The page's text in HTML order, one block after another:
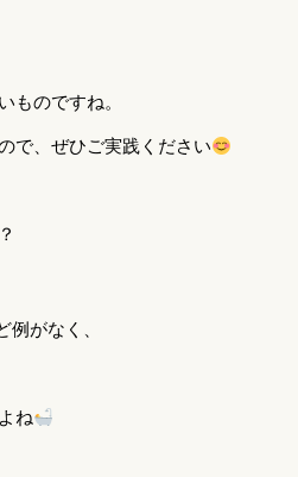
ものですね。
で、ぜひご実践ください
がなく、
ね